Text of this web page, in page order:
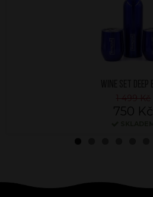
750 Kč